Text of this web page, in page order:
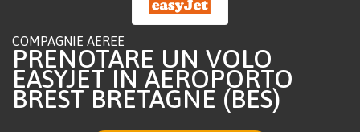
COMPAGNIE AEREE
PRENOTARE UN VOLO
EASYJET IN AEROPORTO
BREST BRETAGNE (BES)